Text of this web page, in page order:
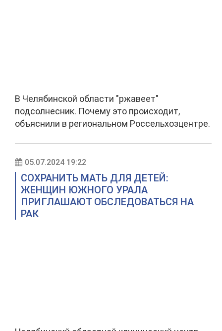
В Челябинской области "ржавеет"
подсолнесник. Почему это происходит,
объяснили в региональном Россельхозцентре.
05.07.2024 19:22
СОХРАНИТЬ МАТЬ ДЛЯ ДЕТЕЙ:
ЖЕНЩИН ЮЖНОГО УРАЛА
ПРИГЛАШАЮТ ОБСЛЕДОВАТЬСЯ НА
РАК